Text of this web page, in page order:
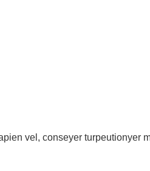
vel, conseyer turpeutionyer